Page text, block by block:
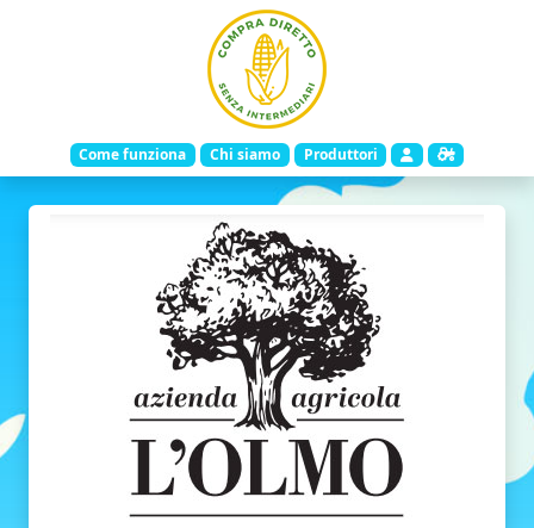
Come funziona Chi siamo Produttori